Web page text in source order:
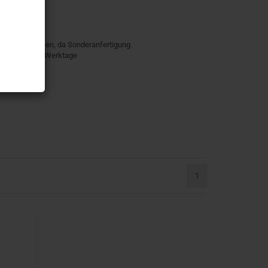
da Sonderanfertigung.
ca. 4-5 Werktage
1